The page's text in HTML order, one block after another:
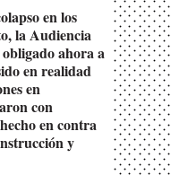
en los
la Audiencia
ahora a
en realidad
en
con
en contra
y